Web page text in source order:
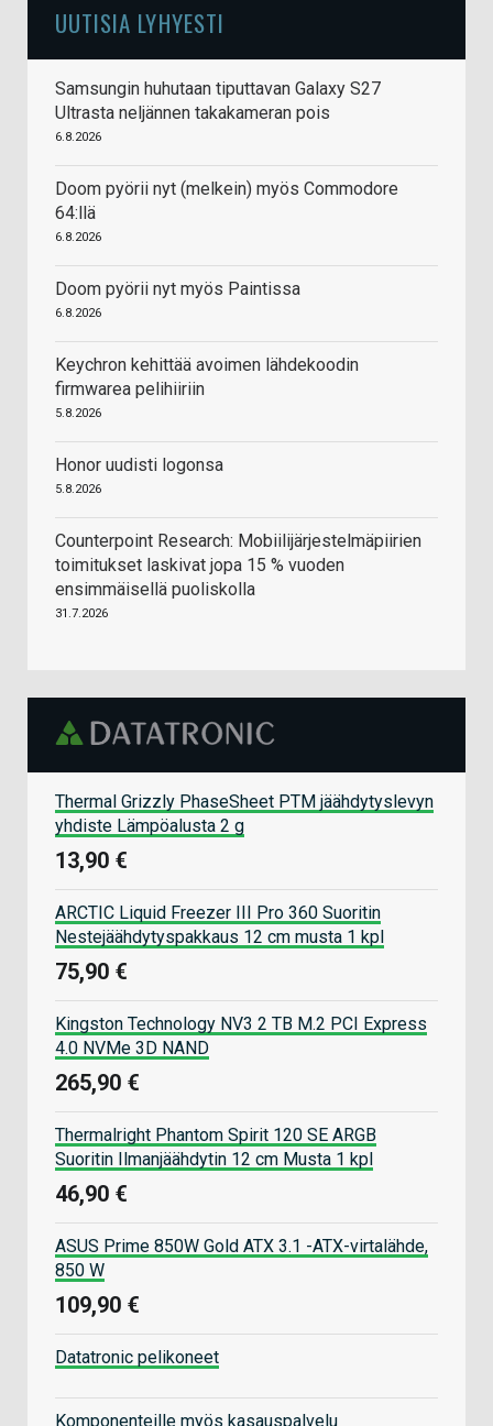
UUTISIA LYHYESTI
Samsungin huhutaan tiputtavan Galaxy S27
Ultrasta neljännen takakameran pois
6.8.2026
Doom pyörii nyt (melkein) myös Commodore
64:llä
6.8.2026
Doom pyörii nyt myös Paintissa
6.8.2026
Keychron kehittää avoimen lähdekoodin
firmwarea pelihiiriin
5.8.2026
Honor uudisti logonsa
5.8.2026
Counterpoint Research: Mobiilijärjestelmäpiirien
toimitukset laskivat jopa 15 % vuoden
ensimmäisellä puoliskolla
31.7.2026
Thermal Grizzly PhaseSheet PTM jäähdytyslevyn
yhdiste Lämpöalusta 2 g
13,90 €
ARCTIC Liquid Freezer III Pro 360 Suoritin
Nestejäähdytyspakkaus 12 cm musta 1 kpl
75,90 €
Kingston Technology NV3 2 TB M.2 PCI Express
4.0 NVMe 3D NAND
265,90 €
Thermalright Phantom Spirit 120 SE ARGB
Suoritin Ilmanjäähdytin 12 cm Musta 1 kpl
46,90 €
ASUS Prime 850W Gold ATX 3.1 -ATX-virtalähde,
850 W
109,90 €
Datatronic pelikoneet
Komponenteille myös kasauspalvelu